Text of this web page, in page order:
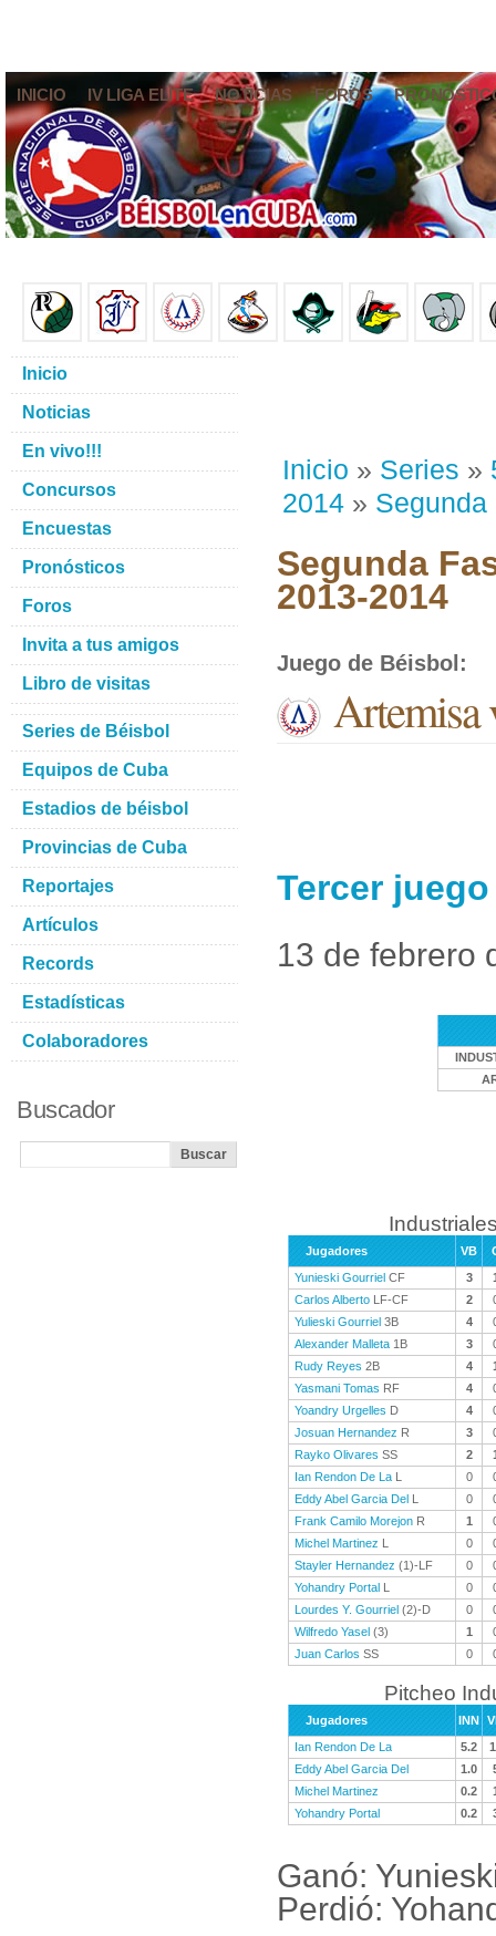
INICIO IV LIGA ELITE NOTICIAS FOROS
Inicio » Series »
2014 » Segunda
Segunda
2013-2014
Juego de Béisbol :
Artemisa
Tercer
13 de febrero
Jugadores VB
Yunieski Gourriel CF 3
Carlos Alberto LF-CF 2
Yulieski Gourriel 3B 4
Alexander Malleta 1B 3
Rudy Reyes 2B 4
Yasmani Tomas RF 4
Yoandry Urgelles D 4
Josuan Hernandez R 3
Rayko Olivares SS 2
Ian Rendon De La L 0
Eddy Abel Garcia Del L 0
Frank Camilo Morejon R 1
Michel Martinez L 0
Stayler Hernandez (1)-LF 0
Yohandry Portal L 0
Lourdes Y. Gourriel (2)-D 0
Wilfredo Yasel (3) 1
Juan Carlos SS 0
Pitcheo
Jugadores INN
Ian Rendon De La
5.2
Eddy Abel Garcia Del
1.0
Michel Martinez
0.2
Yohandry Portal
0.2
Ganó:
Perdió:
Inicio
Noticias
En vivo!!!
Concursos
Encuestas
Pronósticos
Foros
Invita a tus amigos
Libro de visitas
Series de Béisbol
Equipos de Cuba
Estadios de béisbol
Provincias de Cuba
Reportajes
Artículos
Records
Estadísticas
Colaboradores
Buscador